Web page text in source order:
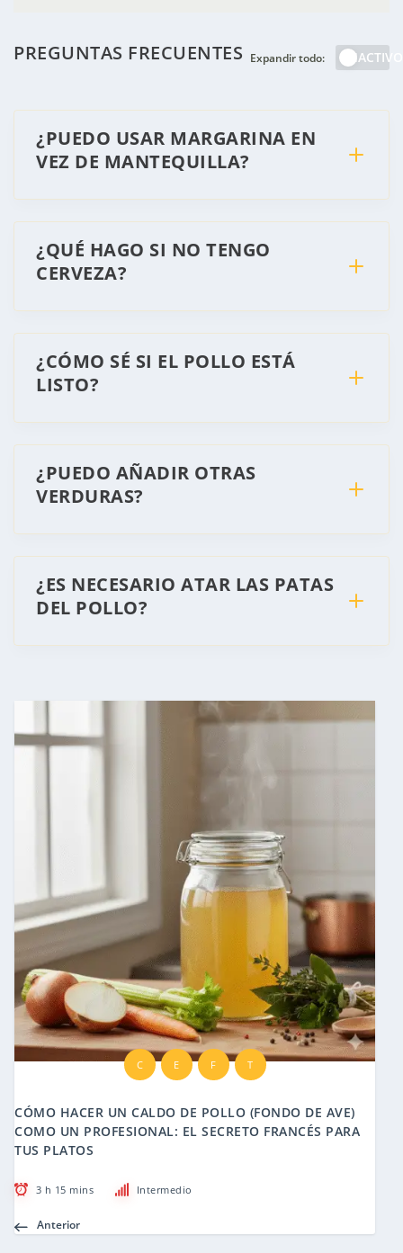
PREGUNTAS FRECUENTES Expandir todo: INACTIVO
¿PUEDO USAR MARGARINA EN
VEZ DE MANTEQUILLA?
¿QUÉ HAGO SI NO TENGO
CERVEZA?
¿CÓMO SÉ SI EL POLLO ESTÁ
LISTO?
¿PUEDO AÑADIR OTRAS
VERDURAS?
¿ES NECESARIO ATAR LAS PATAS
DEL POLLO?
C E F T
CÓMO HACER UN CALDO DE POLLO (FONDO DE AVE)
COMO UN PROFESIONAL: EL SECRETO FRANCÉS PARA
TUS PLATOS
3 h 15 mins Intermedio
Anterior